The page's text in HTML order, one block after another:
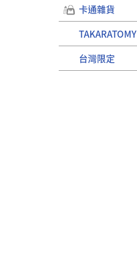
卡通雜貨
TAKARATOMY
台灣限定